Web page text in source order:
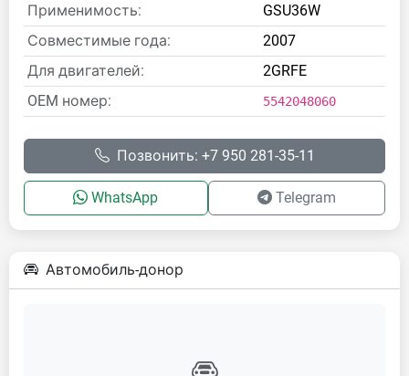
Применимость:
GSU36W
Совместимые года:
2007
Для двигателей:
2GRFE
OEM номер:
5542048060
Позвонить: +7 950 281-35-11
WhatsApp Telegram
Автомобиль-донор